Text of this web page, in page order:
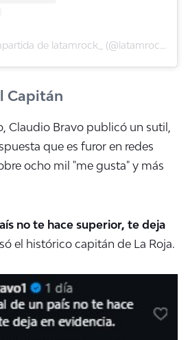
Capitán
Claudio Bravo publicó un sutil,
que es furor en redes
ocho mil "me gusta" y más
no te hace superior, te deja
el histórico capitán de La Roja.